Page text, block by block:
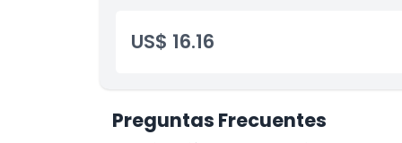
Cosas a Saber
US$ 16.16
Preguntas Frecuentes